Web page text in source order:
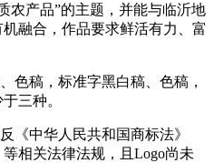
农产品”的主题，并能与临沂地
融合，作品要求鲜活有力、富
色稿，标准字黑白稿、色稿，
三种。
《中华人民共和国商标法》
相关法律法规，且Logo尚未